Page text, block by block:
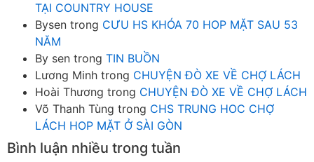
TẠI COUNTRY HOUSE
Bysen trong CƯU HS KHÓA 70 HOP MẶT SAU 53
NĂM
By sen trong TIN BUỒN
Lương Minh trong CHUYỆN ĐÒ XE VỀ CHỢ LÁCH
Hoài Thương trong CHUYỆN ĐÒ XE VỀ CHỢ LÁCH
Võ Thanh Tùng trong CHS TRUNG HOC CHỢ
LÁCH HOP MẶT Ở SÀI GÒN
Bình luận nhiều trong tuần